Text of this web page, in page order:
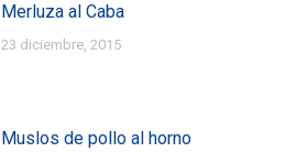
Merluza al Caba
23 diciembre, 2015
Muslos de pollo al horno